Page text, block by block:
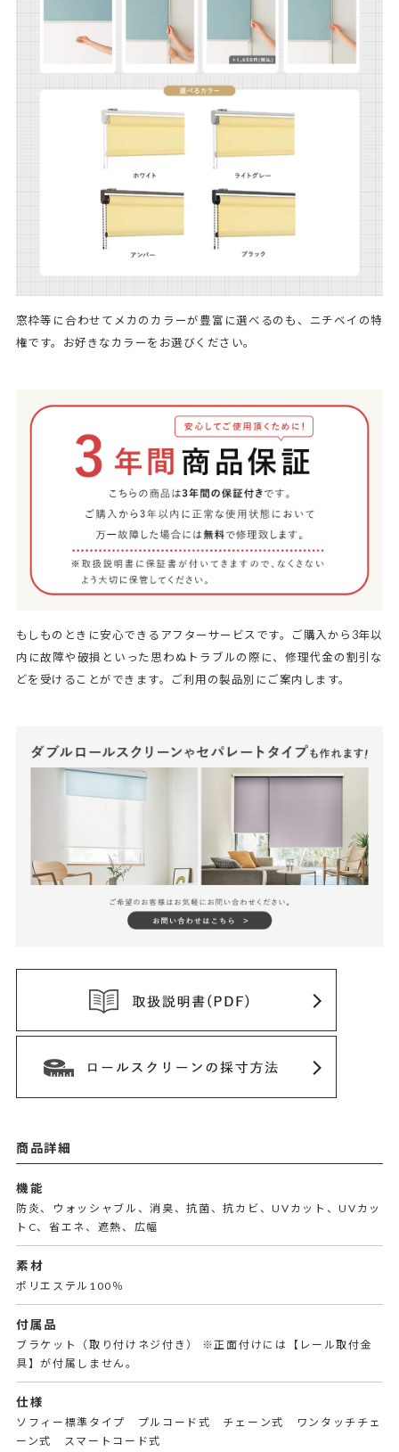
窓枠等に合わせてメカのカラーが豊富に選べるのも、ニチベイの特
権です。お好きなカラーをお選びください。
もしものときに安心できるアフターサービスです。ご購入から3年以
内に故障や破損といった思わぬトラブルの際に、修理代金の割引な
どを受けることができます。ご利用の製品別にご案内します。
商品詳細
機能
防炎、ウォッシャブル、消臭、抗菌、抗カビ、UVカット、UVカッ
トC、省エネ、遮熱、広幅
素材
ポリエステル100％
付属品
ブラケット（取り付けネジ付き） ※正面付けには【レール取付金
具】が付属しません。
仕様
ソフィー標準タイプ プルコード式 チェーン式 ワンタッチチェ
ーン式 スマートコード式